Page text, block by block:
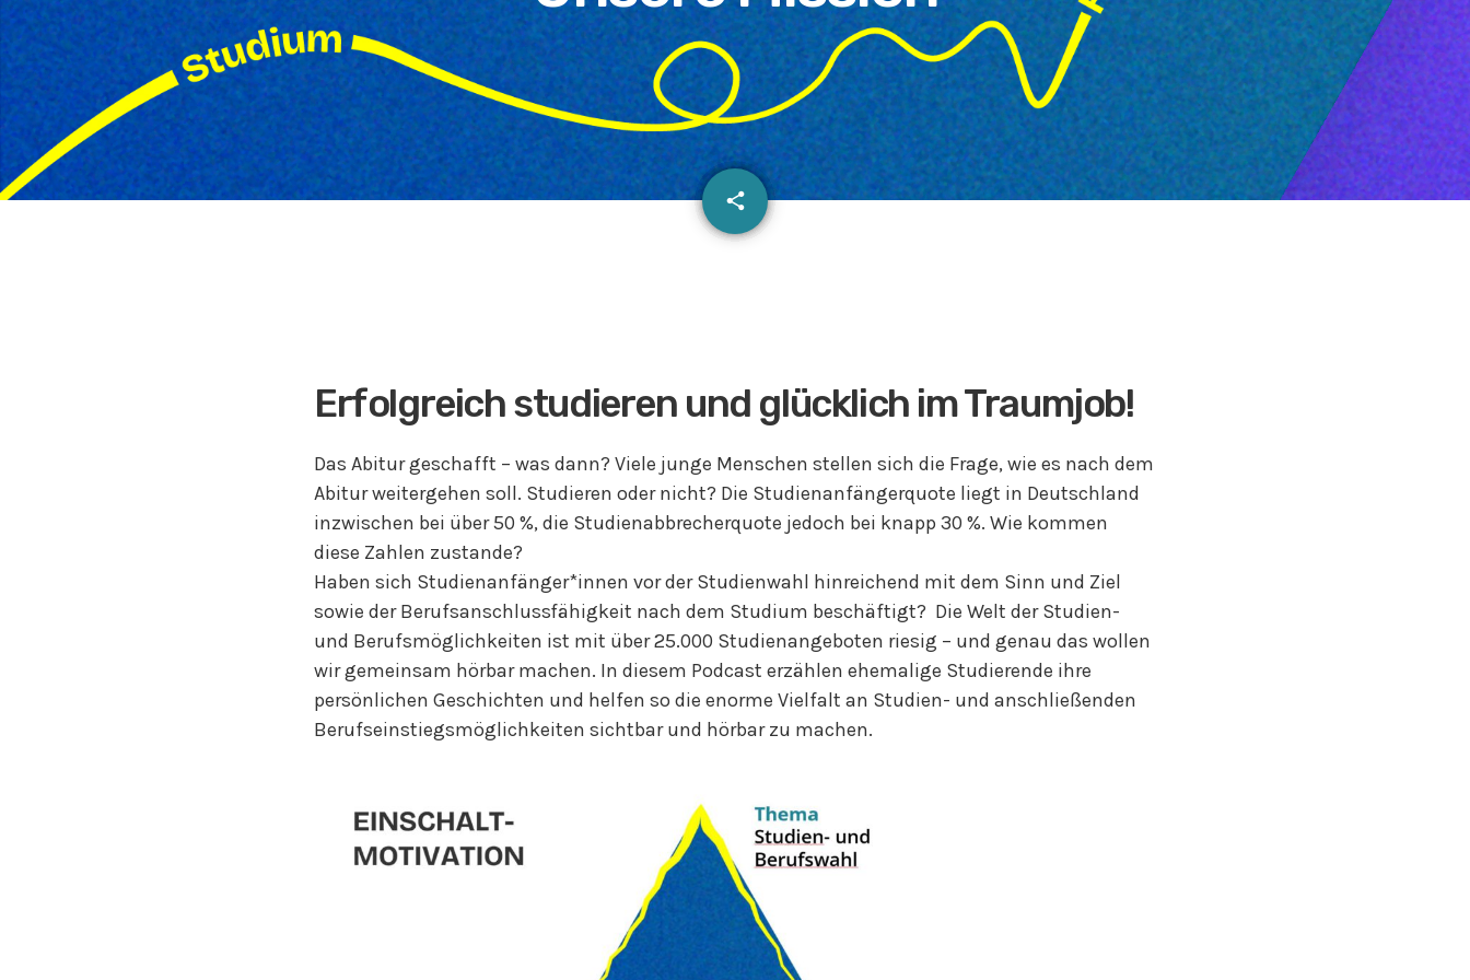
share
email
Erfolgreich studieren und glücklich im Traumjob!
Das Abitur geschafft – was dann? Viele junge Menschen stellen sich die Frage, wie es nach dem
Abitur weitergehen soll. Studieren oder nicht? Die Studienanfängerquote liegt in Deutschland
inzwischen bei über 50 %, die Studienabbrecherquote jedoch bei knapp 30 %. Wie kommen
diese Zahlen zustande?
Haben sich Studienanfänger*innen vor der Studienwahl hinreichend mit dem Sinn und Ziel
sowie der Berufsanschlussfähigkeit nach dem Studium beschäftigt? Die Welt der Studien-
und Berufsmöglichkeiten ist mit über 25.000 Studienangeboten riesig – und genau das wollen
wir gemeinsam hörbar machen. In diesem Podcast erzählen ehemalige Studierende ihre
persönlichen Geschichten und helfen so die enorme Vielfalt an Studien- und anschließenden
Berufseinstiegsmöglichkeiten sichtbar und hörbar zu machen.